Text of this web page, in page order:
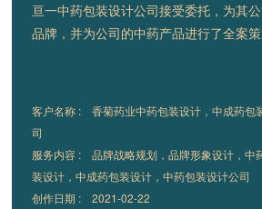
亘一中药包装设计公司接受委托，为其
品牌，并为公司的中药产品进行了全案策
客户名称 : 香菊药业中药包装设计，中成药包
司
服务内容 : 品牌战略规划，品牌形象设计，中
装设计，中成药包装设计，中药包装设计公司
创作日期 : 2021-02-22